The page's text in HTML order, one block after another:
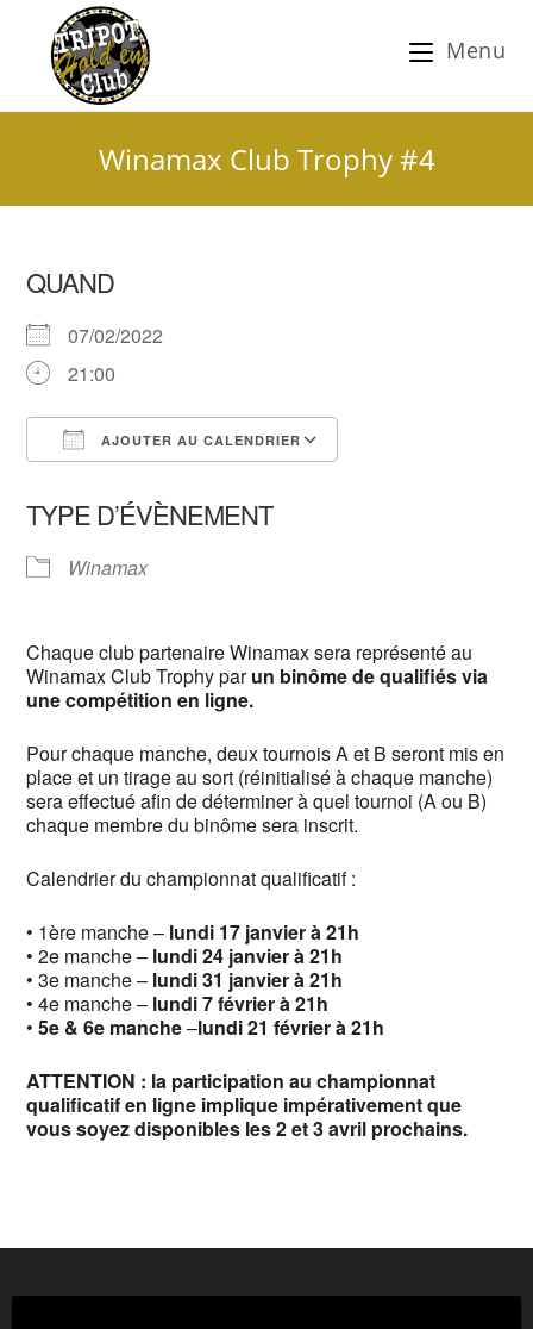
Menu
Winamax Club Trophy #4
QUAND
07/02/2022
21:00
AJOUTER AU CALENDRIER
TYPE D’ÉVÈNEMENT
Winamax
Chaque club partenaire Winamax sera représenté au
Winamax Club Trophy parun binôme de qualifiés via
une compétition en ligne.
Pour chaque manche, deux tournois A et B seront mis en
place et un tirage au sort (réinitialisé à chaque manche)
sera effectué afin de déterminer à quel tournoi (A ou B)
chaque membre du binôme sera inscrit.
Calendrier du championnat qualificatif :
• 1ère manche – lundi 17 janvier à 21h
• 2e manche – lundi 24 janvier à 21h
• 3e manche – lundi 31 janvier à 21h
• 4e manche – lundi 7 février à 21h
•5e & 6e manche–lundi 21 février à 21h
ATTENTION : la participation au championnat
qualificatif en ligne implique impérativement que
vous soyez disponibles les 2 et 3 avril prochains.